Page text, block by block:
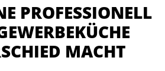
PROFESSIONELL
MACHT